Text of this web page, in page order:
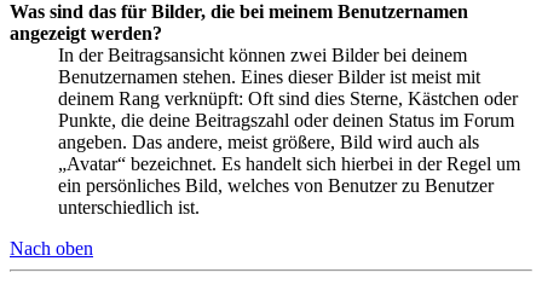
Was sind das für Bilder, die bei meinem Benutzernamen
angezeigt werden?
In der Beitragsansicht können zwei Bilder bei deinem
Benutzernamen stehen. Eines dieser Bilder ist meist mit
deinem Rang verknüpft: Oft sind dies Sterne, Kästchen oder
Punkte, die deine Beitragszahl oder deinen Status im Forum
angeben. Das andere, meist größere, Bild wird auch als
„Avatar“ bezeichnet. Es handelt sich hierbei in der Regel um
ein persönliches Bild, welches von Benutzer zu Benutzer
unterschiedlich ist.
Nach oben